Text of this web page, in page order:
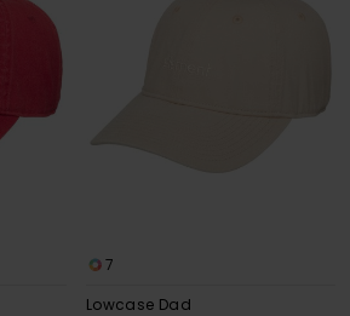
7
Lowcase Dad